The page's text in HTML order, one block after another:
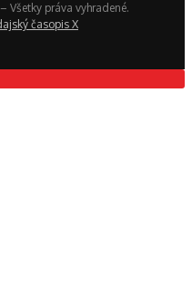
Všetky práva vyhradené.
časopis X